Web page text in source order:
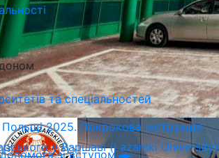
у Варшаві (Lazarski University)
та спеціальностей
2025. Покрокова інструкція
зі вступом